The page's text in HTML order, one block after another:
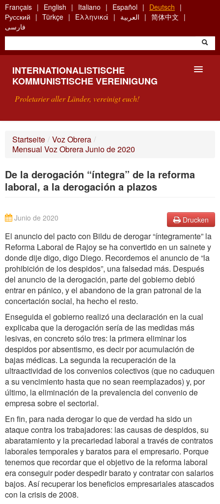
Skip
to
main
content
Français English Italiano Español
Deutsch
Русский
Türkçe Ελληνικά العربية
简体中文
فارسی
INTERNATIONALISTISCHE
KOMMUNISTISCHE VEREINIGUNG
Proletarier aller Länder, vereinigt euch!
WAS IST DIE IKV?
SUCHE
Startseite / Voz Obrera /
Mensual Voz Obrera Junio de 2020
De la derogación “íntegra” de la reforma
laboral, a la derogación a plazos
Drucken
Junio de 2020
El anuncio del pacto con Bildu de derogar “íntegramente” la
Reforma Laboral de Rajoy se ha convertido en un sainete y
donde dije digo, digo Diego. Recordemos el anuncio de “la
prohibición de los despidos”, una falsedad más. Después
del anuncio de la derogación, parte del gobierno debió
entrar en pánico, y el abandono de la gran patronal de la
concertación social, ha hecho el resto.
Enseguida el gobierno realizó una declaración en la cual
explicaba que la derogación sería de las medidas más
lesivas, en concreto sólo tres: la primera eliminar los
despidos por absentismo, es decir por acumulación de
bajas médicas. La segunda la recuperación de la
ultraactividad de los convenios colectivos (que no caduquen
a su vencimiento hasta que no sean reemplazados) y, por
último, la eliminación de la prevalencia del convenio de
empresa sobre el sectorial.
En fin, para nada derogar lo que de verdad ha sido un
ataque contra los trabajadores: las causas de despidos, su
abaratamiento y la precariedad laboral a través de contratos
laborales temporales y baratos para el empresario. Porque
tenemos que recordar que el objetivo de la reforma laboral
era conseguir poder despedir barato y contratar con salarios
bajos. Así recuperar los beneficios empresariales atascados
con la crisis de 2008.